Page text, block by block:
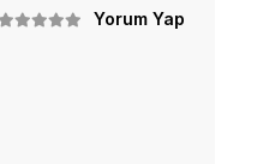
Yorum Yap